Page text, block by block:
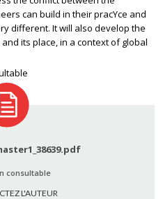
can build in their pracYce and
different. It will also develop the
its place, in a context of global
consultable
L'AUTEUR